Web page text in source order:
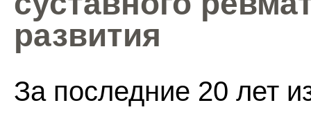
развития
За последние 20 лет